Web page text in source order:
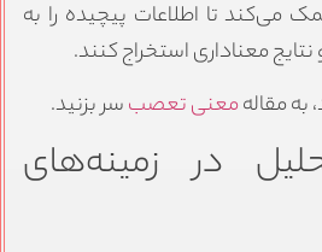
می‌کند تا اطلاعات پیچیده را به
معناداری استخراج کنند.
مقالهمعنی تعصبسر بزنید.
در زمینه‌های